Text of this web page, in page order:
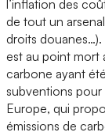
l’inflation des
de tout un
droits
est au point mort
carbone ayant
subventions pour
Europe, qui
émissions de